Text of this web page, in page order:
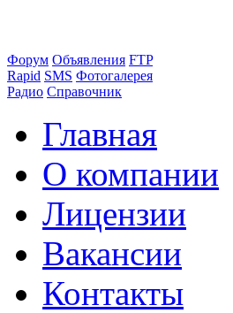
Форум Объявления FTP
Rapid SMS Фотогалерея
Радио Справочник
Главная
О компании
Лицензии
Вакансии
Контакты